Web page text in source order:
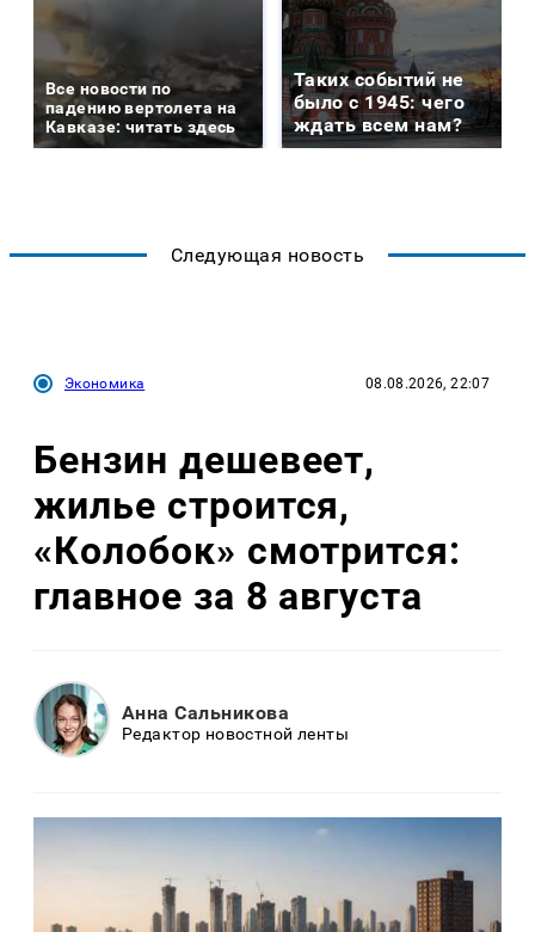
Все новости по
падению вертолета на
Кавказе: читать здесь
Таких событий не
было с 1945: чего
ждать всем нам?
Следующая новость
Экономика 08.08.2026, 22:07
Бензин дешевеет,
жилье строится,
«Колобок» смотрится:
главное за 8 августа
Анна Сальникова
Редактор новостной ленты